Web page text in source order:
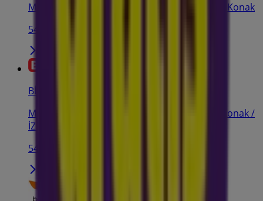
Murat Mah. 2510 Sk. No: 51 /2A Konak/ Izmir, Konak
54 m
BİM
Mithat Paşa Mahallesi 199 Sok. No:12 - 14/A Konak /
İZMİR, Konak
54 m